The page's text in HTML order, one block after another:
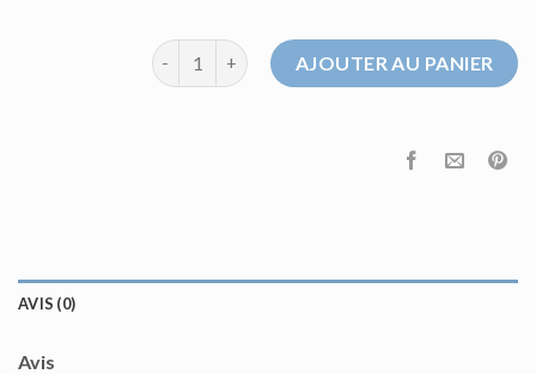
quantité de pull homme celioAJOUTER AU PANIER
AVIS (0)
Avis